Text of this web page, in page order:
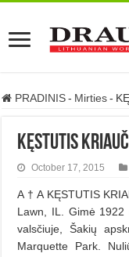
PRADINIS - Mirties -
KĘSTUTIS
October 17, 2015
A † A KĘSTUTIS
Lawn, IL. Gimė
valsčiuje, Šakių
Marquette Park.